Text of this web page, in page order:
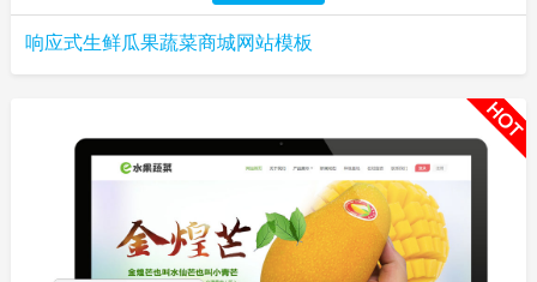
响应式生鲜瓜果蔬菜商城网站模板